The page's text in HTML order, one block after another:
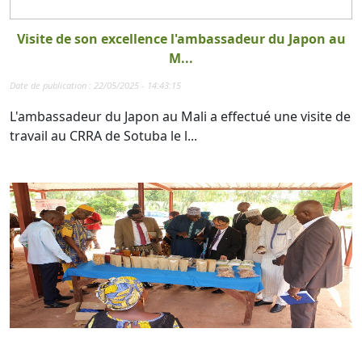
Visite de son excellence l'ambassadeur du Japon au
M...
Date de publication : 22/05/2025 - 14:43:15
L'ambassadeur du Japon au Mali a effectué une visite de
travail au CRRA de Sotuba le l...